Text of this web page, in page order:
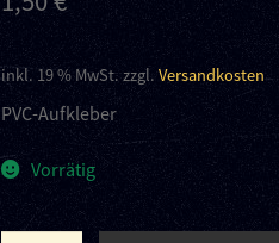
inkl. 19 % MwSt. zzgl.Versandkosten
PVC-Aufkleber
Vorrätig